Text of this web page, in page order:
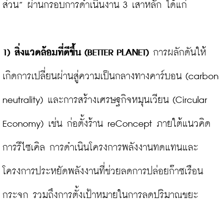
ส่วน” ผ่านกรอบการดำเนินงาน 3 เสาหลัก ได้แก่
1) สิ่งแวดล้อมที่ดีขึ้น (BETTER PLANET) การผลักดันให้
เกิดการเปลี่ยนผ่านสู่ความเป็นกลางทางคาร์บอน (carbon
neutrality) และการสร้างเศรษฐกิจหมุนเวียน (Circular
Economy) เช่น ก่อตั้งร้าน reConcept ภายใต้แนวคิด
การรีไซเคิล การดําเนินโครงการพลังงานทดแทนและ
โครงการประหยัดพลังงานที่ช่วยลดการปล่อยก๊าซเรือน
กระจก รวมถึงการตั้งเป้าหมายในการลดปริมาณขยะ